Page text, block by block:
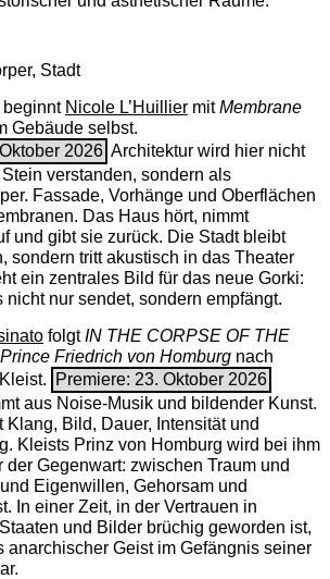
Stadt
beginnt Nicole L’Huilliermit ­Membrane
Gebäude selbst.
2026 Architektur wird hier nicht
verstanden, sondern als
Fassade, Vorhänge und Oberflächen
Das Haus hört, nimmt
und gibt sie zurück. Die Stadt bleibt
sondern tritt akustisch in das Theater
ein zentrales Bild für das neue Gorki:
nicht nur sendet, sondern empfängt.
folgtIN THE CORPSE OF THE
Friedrich von Homburgnach
Premiere: 23. Oktober 2026
aus Noise-Musik und bildender Kunst.
Klang, Bild, Dauer, Intensität und
Kleists Prinz von Homburg wird bei ihm
der Gegenwart: zwischen Traum und
Eigenwillen, Gehorsam und
In einer Zeit, in der Vertrauen in
und Bilder brüchig geworden ist,
anarchischer Geist im Gefängnis seiner